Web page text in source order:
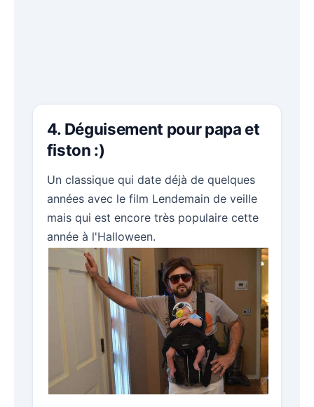
4. Déguisement pour papa et
fiston :)
Un classique qui date déjà de quelques
années avec le film Lendemain de veille
mais qui est encore très populaire cette
année à l'Halloween.